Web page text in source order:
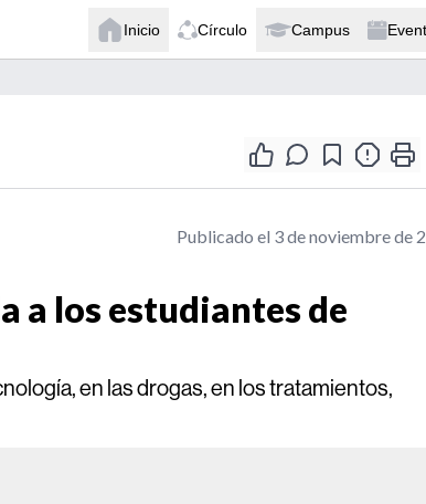
Inicio Círculo Campus
Publicado el 3 de noviembre de
a los estudiantes de
en las drogas, en los tratamientos,